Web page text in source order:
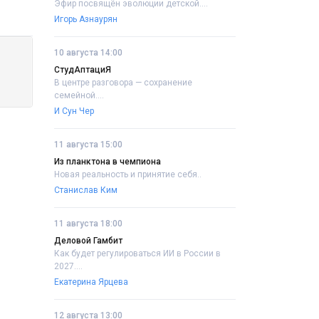
Эфир посвящён эволюции детской....
Игорь Азнаурян
10 августа 14:00
СтудАптациЯ
В центре разговора — сохранение
семейной....
И Сун Чер
11 августа 15:00
Из планктона в чемпиона
Новая реальность и принятие себя..
Станислав Ким
11 августа 18:00
Деловой Гамбит
Как будет регулироваться ИИ в России в
2027....
Екатерина Ярцева
12 августа 13:00